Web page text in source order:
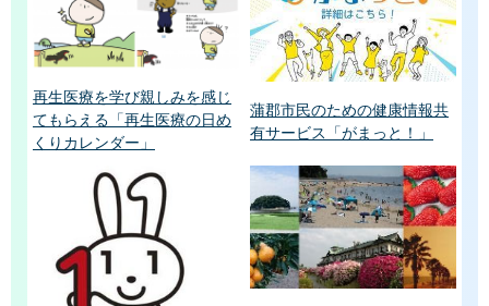
再生医療を学び親しみを感じ
てもらえる「再生医療の日め
くりカレンダー」
蒲郡市民のための健康情報共
有サービス「がまっと！」